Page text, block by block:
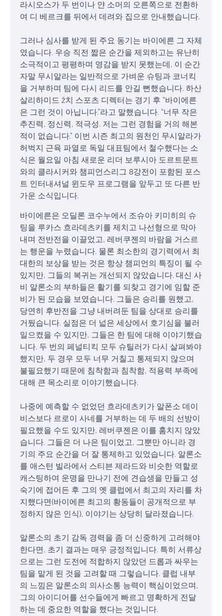
라시오스가 두 번이나 얀 소머의 오른쪽으로 전환하
여 디 베르크를 뒤에서 데려와 집으로 안내했습니다.
그러나 심사를 받게 된 주요 동기는 바이에른 그 자체
였습니다. 우승 직전 짧은 순간을 제외하고는 유난히
소극적이고 평평하며 영감을 받지 못했는데, 이 순간
자말 무시알라는 일반적으로 가벼운 슈팅과 코너킥
을 거부하며 팀에 다시 리드를 안길 뻔했습니다. 하산
살리하미드 ž치 스포츠 디렉터는 경기 후 “바이에른
은 그런 것이 아닙니다.”라고 말했습니다. “너무 작은
추진력, 정신력, 적극성. 저는 그런 경험을 거의 해본
적이 없습니다.” 이번 시즌 최고의 원천인 무시알라가
허벅지 근육 파열로 독일 대표팀에서 철수했다는 소
식은 월요일 아침 새로운 리더 보루시아 도르트문트
와의 클라시커와 챔피언스리그 8강전이 포함된 포스
트 인터내셔널 윈도우 프로그램을 앞두고 또 다른 반
가운 소식입니다.
바이에른은 오딜론 코수누에서 조슈아 키미히의 슈
팅을 루카스 흐라데츠키를 제치고 나선형으로 막아
내며 전반전을 이끌었고, 레버쿠젠의 바람을 거스르
는 행운을 누렸습니다. 물론 최소한의 경기력에서 최
대한의 보상을 받는 것은 항상 챔피언의 특징이 될 수
있지만, 그들의 복귀는 개선되지 않았습니다. 대신 사
비 알론소의 부하들은 활기를 되찾고 경기에 임할 준
비가 된 모습을 보였습니다. 그들은 승리를 원했고,
당연히 후반전을 그냥 내버려둔 팀을 상대로 승리를
거뒀습니다. 실점은 더 넓은 세상에서 호기심을 불러
일으켰을 수 있지만, 그들은 한 팀에 대해 이야기했습
니다. 두 번의 페널티킥 모두 슈틸러가 다시 살펴봐야
했지만, 두 경우 모두 너무 거칠고 통제되지 않으며
불필요했기 때문에 침착함과 침착함, 적용력 부족에
대해 큰 목소리로 이야기했습니다.
나중에 예측할 수 없었던 흐라데츠키가 알폰소 데이
비스보다 르로이 사네를 거부하는 데 두 배의 선방이
필요했을 수도 있지만, 레버쿠젠은 이를 훔치지 않았
습니다. 그들은 더 나은 팀이었고, 그뿐만 아니라 경
기의 주요 순간을 더 잘 통제하고 있었습니다. 알론소
를 애스턴 빌라에서 스티븐 제라드와 비슷한 역할로
캐스팅하여 운명을 만나기 전에 견습생을 만들고 성
숙기에 접어든 후 그의 옛 클럽에서 최고의 자리를 차
지했다면(바이에른 최고의 황동들이 공개적으로 부
정하지 않은 인식), 이야기는 상당히 달라졌습니다.
알론소의 초기 감독 경력을 좀 더 신중하게 고려해야
한다면, 초기 결과는 매우 긍정적입니다. 특히 서류상
으로는 그런 도전에 적합하지 않았던 드롭과 싸우는
팀을 맡게 된 것을 고려할 때 그렇습니다. 클럽 내부
의 느낌은 알론소의 의사소통 능력이 핵심이었으며,
그의 아이디어를 선수들에게 빠르고 명확하게 전달
하는 데 중요한 역할을 했다는 것입니다.